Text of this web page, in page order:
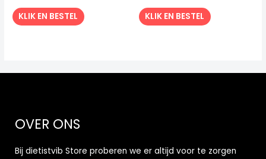
KLIK EN BESTEL KLIK EN BESTEL
OVER ONS
Bij dietistvib Store proberen we er altijd voor te zorgen